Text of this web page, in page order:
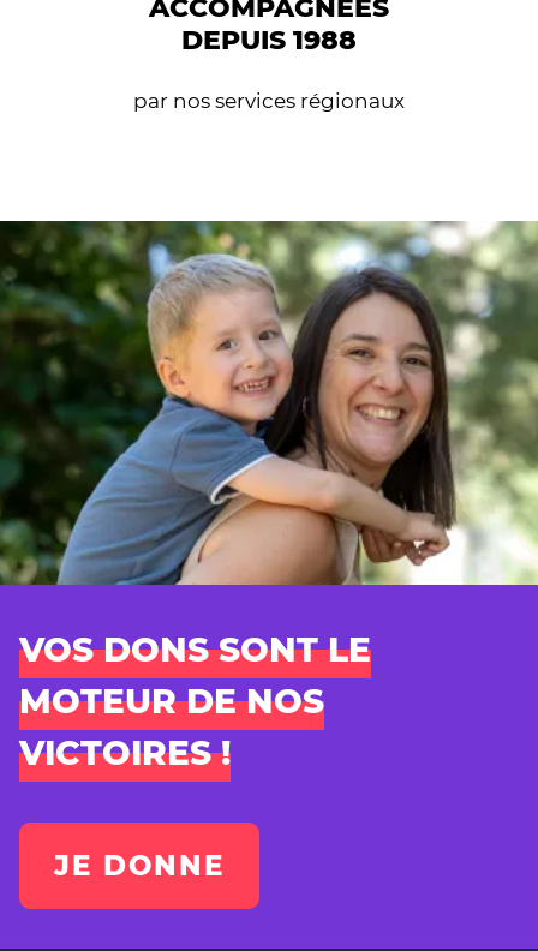
ACCOMPAGNÉES
DEPUIS 1988
par nos services régionaux
VOS DONS SONT LE
MOTEUR DE NOS
VICTOIRES !
JE DONNE